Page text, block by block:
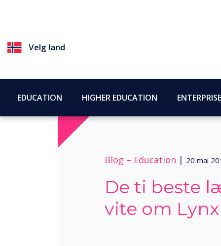
Velg land
EDUCATION HIGHER EDUCATION ENTERPRISE
Blog – Education | 20 mai
De ti beste
vite om Lynx